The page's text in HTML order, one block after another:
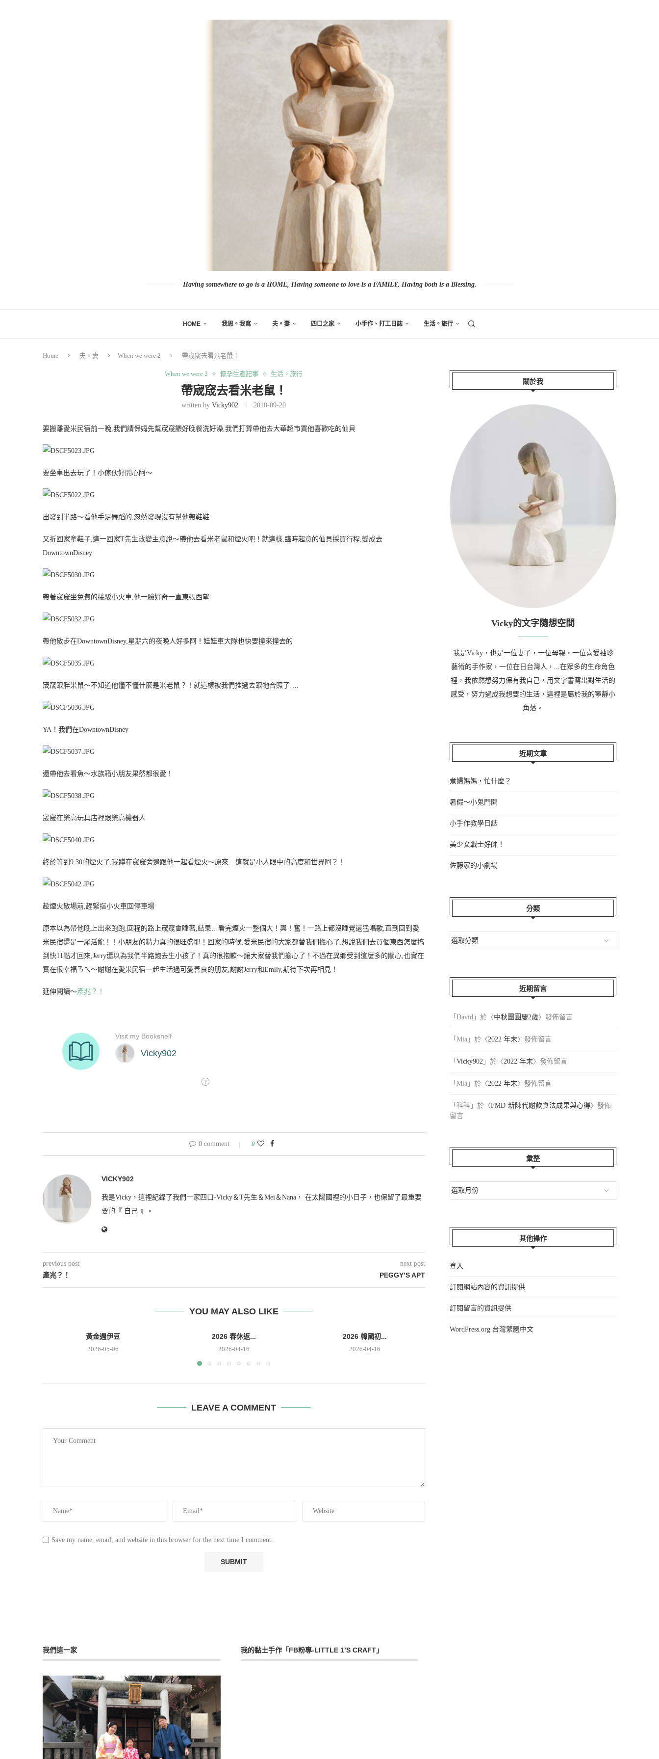
Having somewhere to go is a HOME, Having someone to love is a FAMILY, Having both is a Blessing.
HOME 我思。我寫 夫。妻 四口之家 小手作、打工日誌 生活。旅行
Home 夫。妻 When we were 2 帶宬窚去看米老鼠！
When we were 2 懷孕生產記事 生活。旅行
帶宬窚去看米老鼠！
written byVicky902 2010-09-20
要搬離愛米民宿前一晚,我們請保姆先幫宬窚餵好晚餐洗好澡,我們打算帶他去大華超市買他喜歡吃的仙貝
要坐車出去玩了！小傢伙好開心阿～
出發到半路～看他手足舞蹈的,忽然發現沒有幫他帶鞋鞋
又折回家拿鞋子,這一回家T先生改變主意說～帶他去看米老鼠和煙火吧！就這樣,臨時起意的仙貝採買行程,變成去
DowntownDisney
帶著宬窚坐免費的接駁小火車,他一臉好奇一直東張西望
帶他散步在DowntownDisney,星期六的夜晚人好多阿！娃娃車大隊也快要撞來撞去的
宬窚跟胖米鼠～不知道他懂不懂什麼是米老鼠？！就這樣被我們推過去跟牠合照了….
YA！我們在DowntownDisney
還帶他去看魚～水族箱小朋友果然都很愛！
宬窚在樂高玩具店裡跟樂高機器人
終於等到9:30的煙火了,我蹲在宬窚旁邊跟他一起看煙火～原來…這就是小人眼中的高度和世界阿？！
趁煙火散場前,趕緊搭小火車回停車場
原本以為帶他晚上出來跑跑,回程的路上宬窚會睡著,結果…看完煙火一整個大！興！奮！ 一路上都沒睡覺還猛唱歌,直到回到愛
米民宿還是一尾活龍！！小朋友的精力真的很旺盛耶！回家的時候,愛米民宿的大家都替我們擔心了,想說我們去買個東西怎麼搞
到快11點才回來,Jerry還以為我們半路跑去生小孩了！真的很抱歉～讓大家替我們擔心了！不過在異鄉受到這麼多的關心,也實在
實在很幸福ㄋㄟ～謝謝在愛米民宿一起生活過可愛善良的朋友,謝謝Jerry和Emily,期待下次再相見！
延伸閱讀～產兆？！
0 comment 0
VICKY902
我是Vicky，這裡紀錄了我們一家四口-Vicky＆T先生＆Mei＆Nana， 在太陽國裡的小日子，也保留了最重要
要的『 自己 』。
previous post
產兆？！
next post
PEGGY’S APT
YOU MAY ALSO LIKE
黃金週伊豆
2026-05-06
2026 春休返...
2026-04-16
2026 韓國初...
2026-04-16
LEAVE A COMMENT
Save my name, email, and website in this browser for the next time I comment.
關於我
Vicky的文字隨想空間
我是Vicky，也是一位妻子，一位母親，一位喜愛袖珍
藝術的手作家，一位在日台灣人，...在眾多的生命角色
裡，我依然想努力保有我自己，用文字書寫出對生活的
感受，努力過成我想要的生活，這裡是屬於我的寧靜小
角落。
近期文章
煮婦媽媽，忙什麼？
暑假～小鬼門開
小手作教學日誌
美少女戰士好帥！
佐藤家的小劇場
分類
近期留言
「 David 」於〈中秋團圓慶2歲〉發佈留言
「 Mia 」於〈2022 年末〉發佈留言
「 Vicky902 」於〈2022 年末〉發佈留言
「 Mia 」於〈2022 年末〉發佈留言
「 科科 」於〈FMD-新陳代謝飲食法成果與心得〉發佈
留言
彙整
其他操作
登入
訂閱網站內容的資訊提供
訂閱留言的資訊提供
WordPress.org 台灣繁體中文
我們這一家 我的黏土手作「FB粉專-LITTLE 1’S CRAFT」